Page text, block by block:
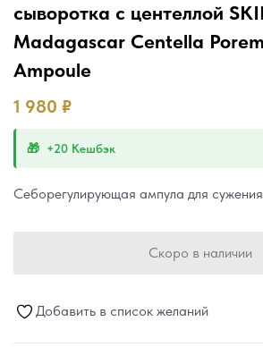
сыворотка с центеллой
Madagascar Centella
Ampoule
1 980 ₽
+20 Кешбэк
Себорегулирующая ампула для
Скоро в наличии
Добавить в список желаний